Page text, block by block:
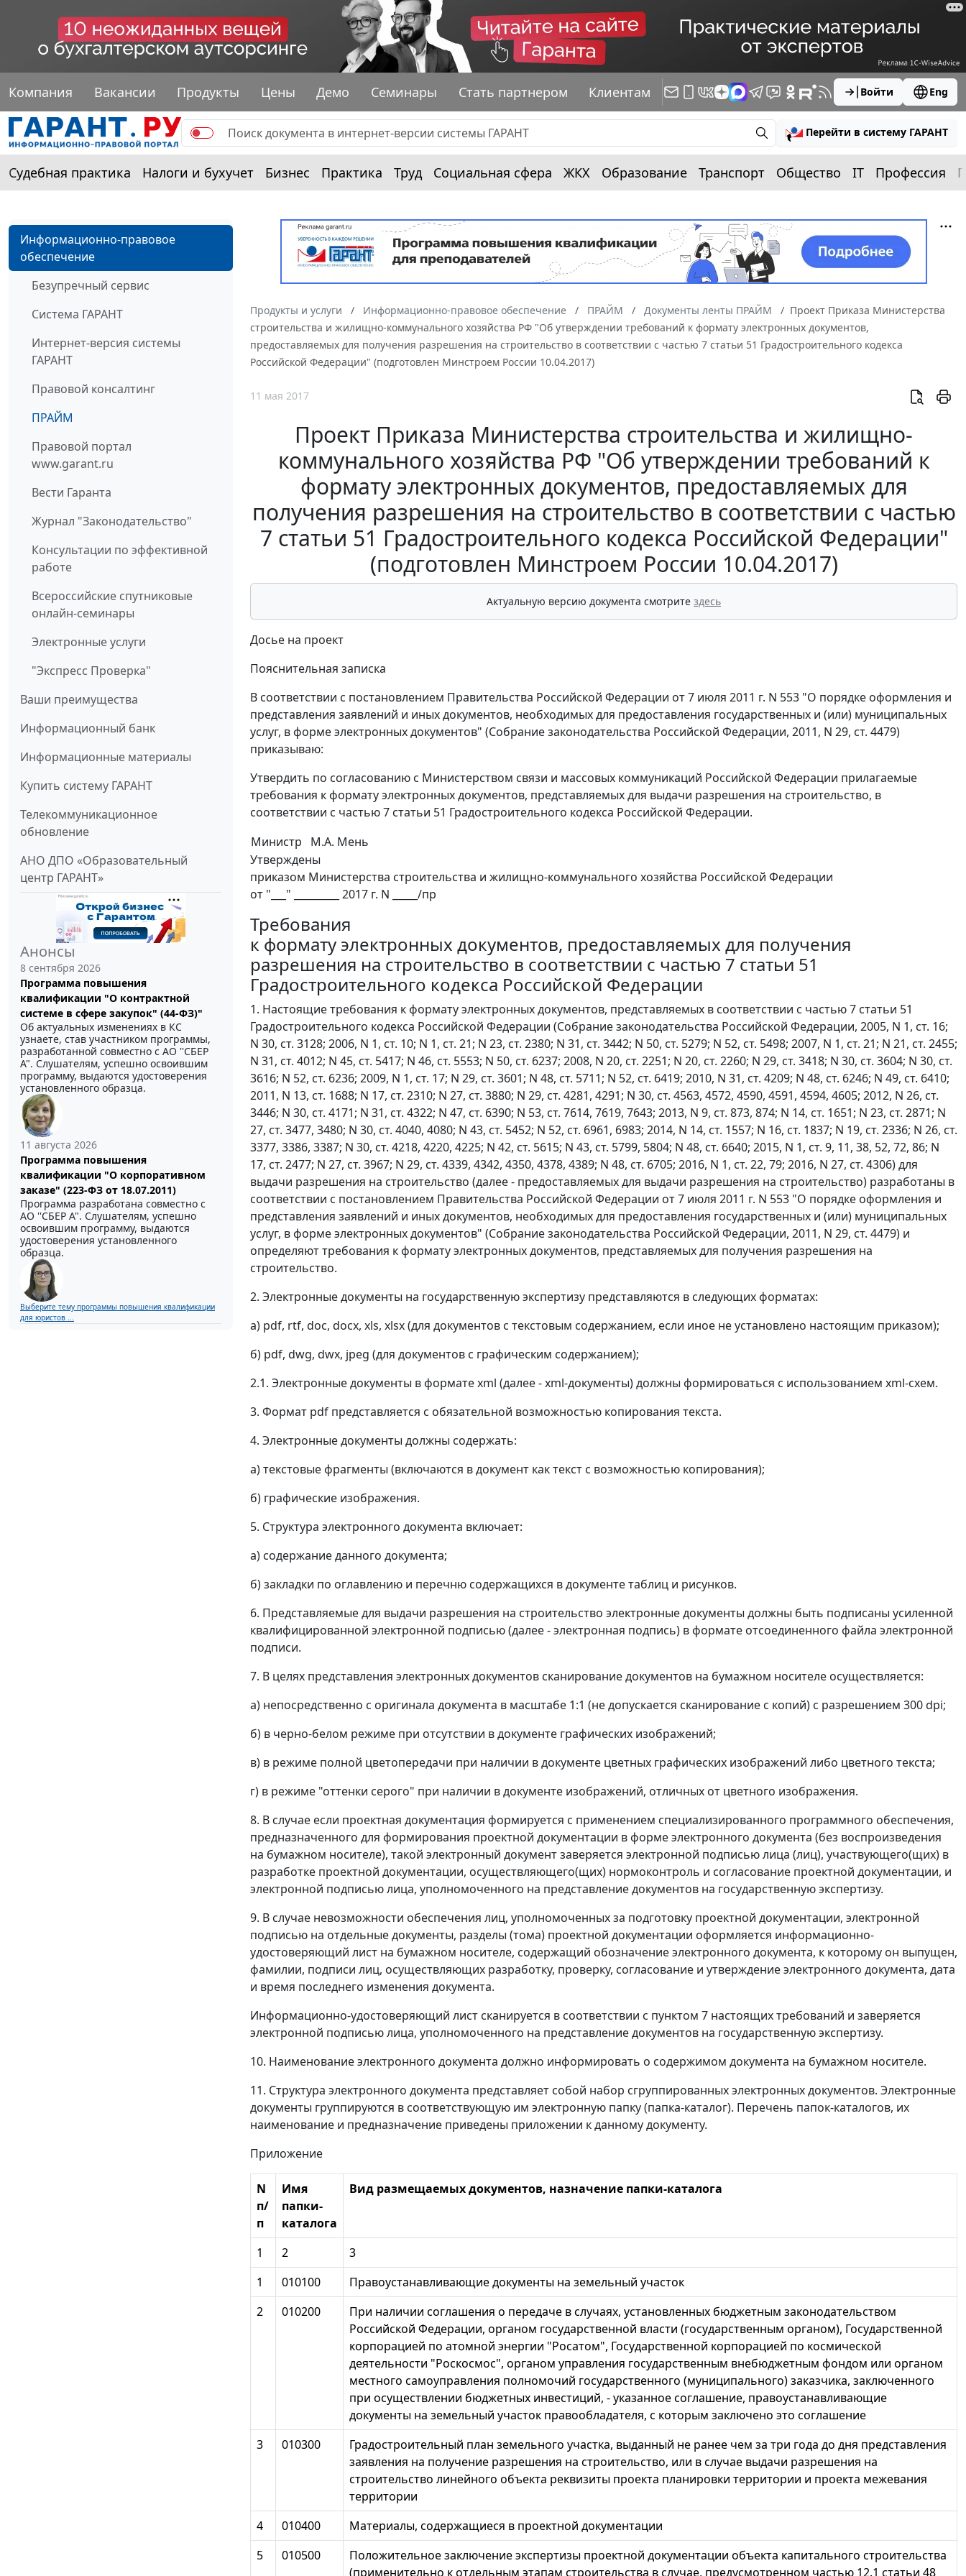
Компания Вакансии Продукты Цены Демо Семинары Стать партнером Клиентам Войти Eng
Перейти в систему ГАРАНТ
Судебная практика Налоги и бухучет Бизнес Практика Труд Социальная сфера ЖКХ Образование Транспорт Общество IT Профессия
Информационно-правовое
обеспечение
Безупречный сервис
Система ГАРАНТ
Интернет-версия системы
ГАРАНТ
Правовой консалтинг
ПРАЙМ
Правовой портал
www.garant.ru
Вести Гаранта
Журнал "Законодательство"
Консультации по эффективной
работе
Всероссийские спутниковые
онлайн-семинары
Электронные услуги
"Экспресс Проверка"
Ваши преимущества
Информационный банк
Информационные материалы
Купить систему ГАРАНТ
Телекоммуникационное
обновление
АНО ДПО «Образовательный
центр ГАРАНТ»
Анонсы
8 сентября 2026
Программа повышения
квалификации "О контрактной
системе в сфере закупок" (44-ФЗ)"
Об актуальных изменениях в КС
узнаете, став участником программы,
разработанной совместно с АО ''СБЕР
А". Слушателям, успешно освоившим
программу, выдаются удостоверения
установленного образца.
11 августа 2026
Программа повышения
квалификации "О корпоративном
заказе" (223-ФЗ от 18.07.2011)
Программа разработана совместно с
АО ''СБЕР А". Слушателям, успешно
освоившим программу, выдаются
удостоверения установленного
образца.
Выберите тему программы повышения квалификации
для юристов ...
Продукты и услуги Информационно-правовое обеспечение ПРАЙМ Документы ленты ПРАЙМ
Проект Приказа Министерства
строительства и жилищно-коммунального хозяйства РФ "Об утверждении требований к формату электронных документов,
предоставляемых для получения разрешения на строительство в соответствии с частью 7 статьи 51 Градостроительного кодекса
Российской Федерации" (подготовлен Минстроем России 10.04.2017)
11 мая 2017
Проект Приказа Министерства строительства и жилищно-
коммунального хозяйства РФ "Об утверждении требований к
формату электронных документов, предоставляемых для
получения разрешения на строительство в соответствии с частью
7 статьи 51 Градостроительного кодекса Российской Федерации"
(подготовлен Минстроем России 10.04.2017)
Актуальную версию документа смотрите здесь
Досье на проект
Пояснительная записка
В соответствии с постановлением Правительства Российской Федерации от 7 июля 2011 г. N 553 "О порядке оформления и
представления заявлений и иных документов, необходимых для предоставления государственных и (или) муниципальных
услуг, в форме электронных документов" (Собрание законодательства Российской Федерации, 2011, N 29, ст. 4479)
приказываю:
Утвердить по согласованию с Министерством связи и массовых коммуникаций Российской Федерации прилагаемые
требования к формату электронных документов, представляемых для выдачи разрешения на строительство, в
соответствии с частью 7 статьи 51 Градостроительного кодекса Российской Федерации.
Министр
М.А. Мень
Утверждены
приказом Министерства строительства и жилищно-коммунального хозяйства Российской Федерации
от "___" _________ 2017 г. N _____/пр
Требования
к формату электронных документов, предоставляемых для получения
разрешения на строительство в соответствии с частью 7 статьи 51
Градостроительного кодекса Российской Федерации
1. Настоящие требования к формату электронных документов, представляемых в соответствии с частью 7 статьи 51
Градостроительного кодекса Российской Федерации (Собрание законодательства Российской Федерации, 2005, N 1, ст. 16;
N 30, ст. 3128; 2006, N 1, ст. 10; N 1, ст. 21; N 23, ст. 2380; N 31, ст. 3442; N 50, ст. 5279; N 52, ст. 5498; 2007, N 1, ст. 21; N 21, ст. 2455;
N 31, ст. 4012; N 45, ст. 5417; N 46, ст. 5553; N 50, ст. 6237; 2008, N 20, ст. 2251; N 20, ст. 2260; N 29, ст. 3418; N 30, ст. 3604; N 30, ст.
3616; N 52, ст. 6236; 2009, N 1, ст. 17; N 29, ст. 3601; N 48, ст. 5711; N 52, ст. 6419; 2010, N 31, ст. 4209; N 48, ст. 6246; N 49, ст. 6410;
2011, N 13, ст. 1688; N 17, ст. 2310; N 27, ст. 3880; N 29, ст. 4281, 4291; N 30, ст. 4563, 4572, 4590, 4591, 4594, 4605; 2012, N 26, ст.
3446; N 30, ст. 4171; N 31, ст. 4322; N 47, ст. 6390; N 53, ст. 7614, 7619, 7643; 2013, N 9, ст. 873, 874; N 14, ст. 1651; N 23, ст. 2871; N
27, ст. 3477, 3480; N 30, ст. 4040, 4080; N 43, ст. 5452; N 52, ст. 6961, 6983; 2014, N 14, ст. 1557; N 16, ст. 1837; N 19, ст. 2336; N 26, ст.
3377, 3386, 3387; N 30, ст. 4218, 4220, 4225; N 42, ст. 5615; N 43, ст. 5799, 5804; N 48, ст. 6640; 2015, N 1, ст. 9, 11, 38, 52, 72, 86; N
17, ст. 2477; N 27, ст. 3967; N 29, ст. 4339, 4342, 4350, 4378, 4389; N 48, ст. 6705; 2016, N 1, ст. 22, 79; 2016, N 27, ст. 4306) для
выдачи разрешения на строительство (далее - предоставляемых для выдачи разрешения на строительство) разработаны в
соответствии с постановлением Правительства Российской Федерации от 7 июля 2011 г. N 553 "О порядке оформления и
представления заявлений и иных документов, необходимых для предоставления государственных и (или) муниципальных
услуг, в форме электронных документов" (Собрание законодательства Российской Федерации, 2011, N 29, ст. 4479) и
определяют требования к формату электронных документов, представляемых для получения разрешения на
строительство.
2. Электронные документы на государственную экспертизу представляются в следующих форматах:
а) pdf, rtf, doc, docx, xls, xlsx (для документов с текстовым содержанием, если иное не установлено настоящим приказом);
б) pdf, dwg, dwx, jpeg (для документов с графическим содержанием);
2.1. Электронные документы в формате xml (далее - xml-документы) должны формироваться с использованием xml-схем.
3. Формат pdf представляется с обязательной возможностью копирования текста.
4. Электронные документы должны содержать:
а) текстовые фрагменты (включаются в документ как текст с возможностью копирования);
б) графические изображения.
5. Структура электронного документа включает:
а) содержание данного документа;
б) закладки по оглавлению и перечню содержащихся в документе таблиц и рисунков.
6. Представляемые для выдачи разрешения на строительство электронные документы должны быть подписаны усиленной
квалифицированной электронной подписью (далее - электронная подпись) в формате отсоединенного файла электронной
подписи.
7. В целях представления электронных документов сканирование документов на бумажном носителе осуществляется:
а) непосредственно с оригинала документа в масштабе 1:1 (не допускается сканирование с копий) с разрешением 300 dpi;
б) в черно-белом режиме при отсутствии в документе графических изображений;
в) в режиме полной цветопередачи при наличии в документе цветных графических изображений либо цветного текста;
г) в режиме "оттенки серого" при наличии в документе изображений, отличных от цветного изображения.
8. В случае если проектная документация формируется с применением специализированного программного обеспечения,
предназначенного для формирования проектной документации в форме электронного документа (без воспроизведения
на бумажном носителе), такой электронный документ заверяется электронной подписью лица (лиц), участвующего(щих) в
разработке проектной документации, осуществляющего(щих) нормоконтроль и согласование проектной документации, и
электронной подписью лица, уполномоченного на представление документов на государственную экспертизу.
9. В случае невозможности обеспечения лиц, уполномоченных за подготовку проектной документации, электронной
подписью на отдельные документы, разделы (тома) проектной документации оформляется информационно-
удостоверяющий лист на бумажном носителе, содержащий обозначение электронного документа, к которому он выпущен,
фамилии, подписи лиц, осуществляющих разработку, проверку, согласование и утверждение электронного документа, дата
и время последнего изменения документа.
Информационно-удостоверяющий лист сканируется в соответствии с пунктом 7 настоящих требований и заверяется
электронной подписью лица, уполномоченного на представление документов на государственную экспертизу.
10. Наименование электронного документа должно информировать о содержимом документа на бумажном носителе.
11. Структура электронного документа представляет собой набор сгруппированных электронных документов. Электронные
документы группируются в соответствующую им электронную папку (папка-каталог). Перечень папок-каталогов, их
наименование и предназначение приведены приложении к данному документу.
Приложение
N
п/
п
Имя
папки-
каталога
Вид размещаемых документов, назначение папки-каталога
1 2
3
1
010100
Правоустанавливающие документы на земельный участок
2
010200
При наличии соглашения о передаче в случаях, установленных бюджетным законодательством
Российской Федерации, органом государственной власти (государственным органом), Государственной
корпорацией по атомной энергии "Росатом", Государственной корпорацией по космической
деятельности "Роскосмос", органом управления государственным внебюджетным фондом или органом
местного самоуправления полномочий государственного (муниципального) заказчика, заключенного
при осуществлении бюджетных инвестиций, - указанное соглашение, правоустанавливающие
документы на земельный участок правообладателя, с которым заключено это соглашение
3
010300
Градостроительный план земельного участка, выданный не ранее чем за три года до дня представления
заявления на получение разрешения на строительство, или в случае выдачи разрешения на
строительство линейного объекта реквизиты проекта планировки территории и проекта межевания
территории
4
010400
Материалы, содержащиеся в проектной документации
5
010500
Положительное заключение экспертизы проектной документации объекта капитального строительства
(применительно к отдельным этапам строительства в случае, предусмотренном частью 12.1 статьи 48